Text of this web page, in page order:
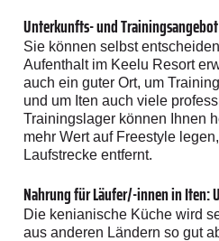
Unterkunfts- und
Sie können selbst
Aufenthalt im Keelu Resort
auch ein guter Ort, um
und um Iten auch viele
Trainingslager können Ihnen
mehr Wert auf Freestyle
Laufstrecke entfernt.
Nahrung für Läufer/-innen in Iten:
Die kenianische Küche wird
aus anderen Ländern so gut